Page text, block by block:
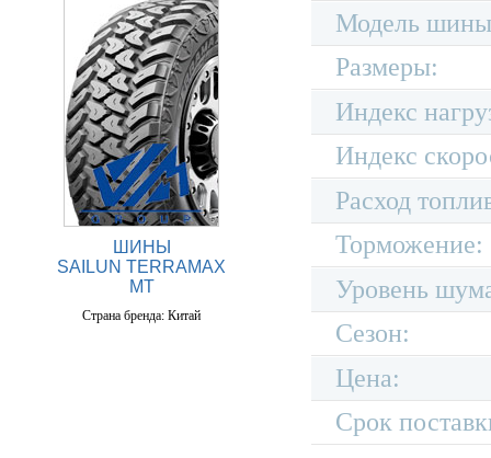
ШИНЫ
SAILUN TERRAMAX
MT
Страна бренда: Китай
Модель
Размеры:
Индекс
Индекс
Расход
Торможение:
Уровень
Сезон:
Цена:
Срок